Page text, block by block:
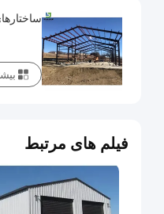
فیلم های مرتبط